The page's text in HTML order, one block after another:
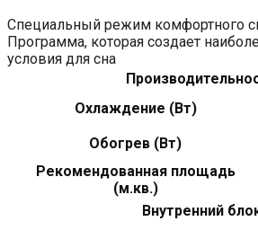
Специальный режим комфортного
Программа, которая создает
условия для сна
Охлаждение (Вт)
Обогрев (Вт)
Рекомендованная площадь
(м.кв.)
Внутренний